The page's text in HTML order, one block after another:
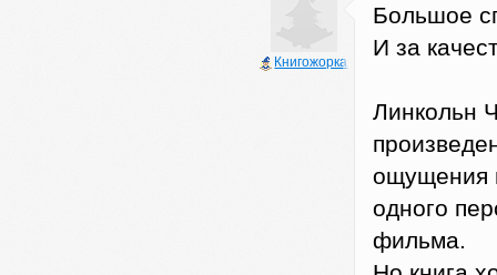
Книгожорка
Большое
И за
Линкольн
ощущения
одного
фильма.